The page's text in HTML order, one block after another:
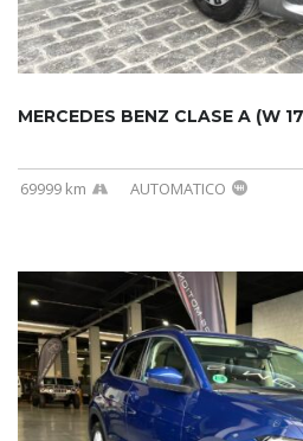
69999 km AUTOMATICO